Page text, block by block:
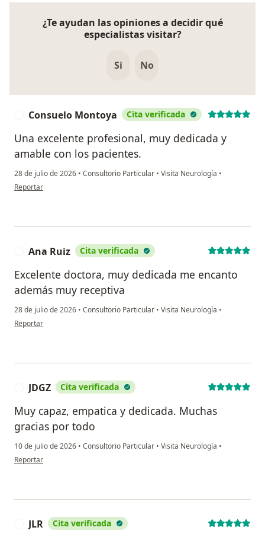
¿Te ayudan las opiniones a decidir qué
especialistas visitar?
Si No
Consuelo Montoya Cita verificada
Una excelente profesional, muy dedicada y
amable con los pacientes.
28 de julio de 2026 • Consultorio Particular • Visita Neurología •
en opinión del usuario Consuelo Montoya
Reportar
Ana Ruiz Cita verificada
Excelente doctora, muy dedicada me encanto
además muy receptiva
28 de julio de 2026 • Consultorio Particular • Visita Neurología •
en opinión del usuario Ana Ruiz
Reportar
JDGZ Cita verificada
Muy capaz, empatica y dedicada. Muchas
gracias por todo
10 de julio de 2026 • Consultorio Particular • Visita Neurología •
en opinión del usuario JDGZ
Reportar
JLR Cita verificada